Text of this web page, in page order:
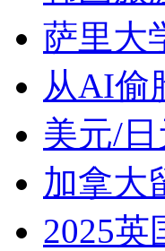
萨里大
从AI偷
美元/
加拿大
2025英